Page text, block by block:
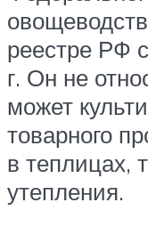
реестре РФ
г. Он не
может
товарного
в теплицах,
утепления.